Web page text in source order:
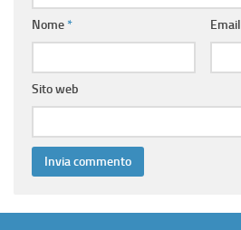
Nome* Email
Sito web